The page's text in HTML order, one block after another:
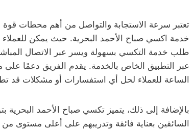
تعتبر سرعة الاستجابة والتواصل من أهم محطات قوة
خدمة اكسي صباح الأحمد البحرية. حيث يمكن للعملاء
طلب خدمة التكسي بسهولة ويسر عبر الاتصال
عبر التطبيق الخاص بالخدمة. يقدم الفريق دعمًا على
الساعة للعملاء لحل أي استفسارات أو مشكلات قد
بالإضافة إلى ذلك، يتميز تكسي صباح الأحمد البحرية
السائقين بعناية فائقة وتدريبهم على أعلى مستوى من